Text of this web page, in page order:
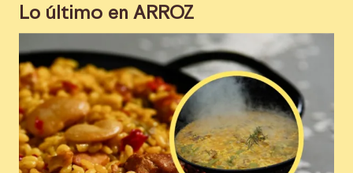
Lo último en ARROZ